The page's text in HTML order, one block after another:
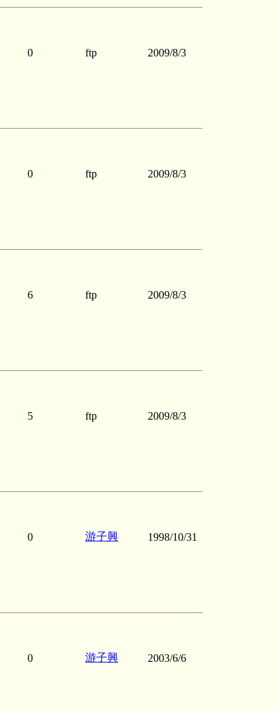
0 ftp 2009/8/3
0 ftp 2009/8/3
6 ftp 2009/8/3
5 ftp 2009/8/3
0 游子興 1998/10/31
0 游子興 2003/6/6